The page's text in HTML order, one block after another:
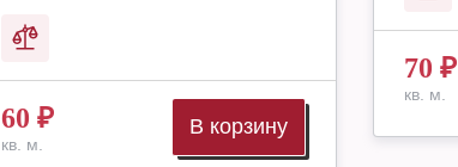
60 ₽
кв. м.
В корзину
70 ₽
кв. м.